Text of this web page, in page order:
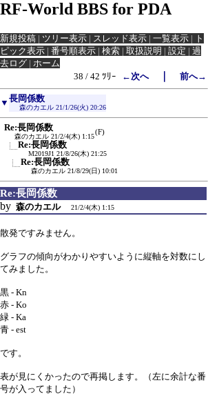
RF-World BBS for PDA
新規投稿 | ツリー表示 | スレッド表示 | 一覧表示 | ト
ピック表示 | 番号順表示 | 検索 | 取扱説明 | 設定 | 過
去ログ | ホーム
38 / 42 ﾂﾘｰ
←次へ｜ 前へ→
▼ 長岡係数
森のカエル 21/1/26(火) 20:26
Re:長岡係数
森のカエル 21/2/4(木) 1:15
(F)
Re:長岡係数
M2019J1 21/8/26(木) 21:25
Re:長岡係数
森のカエル 21/8/29(日) 10:01
Re:長岡係数
by 森のカエル 21/2/4(木) 1:15
散発ですみません。
グラフの傾向がわかりやすいように縦軸を対数にし
てみました。
黒 - Kn
赤 - Ko
緑 - Ka
青 - est
です。
表が見にくかったので再掲します。（左に余計な番
号が入ってました）